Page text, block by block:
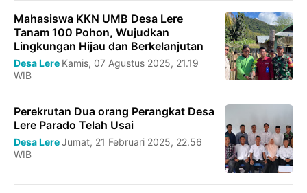
Mahasiswa KKN UMB Desa Lere
Tanam 100 Pohon, Wujudkan
Lingkungan Hijau dan Berkelanjutan
Desa Lere Kamis, 07 Agustus 2025, 21.19
WIB
Perekrutan Dua orang Perangkat Desa
Lere Parado Telah Usai
Desa LereJumat, 21 Februari 2025, 22.56
WIB